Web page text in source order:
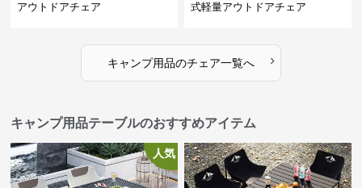
アウトドアチェア
式軽量アウトドアチェア
キャンプ用品のチェア一覧へ ›
キャンプ用品テーブルのおすすめアイテム
人気